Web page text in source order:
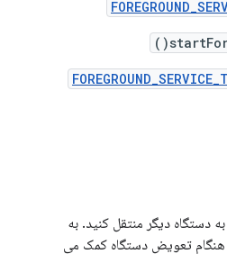
دستگاه دیگر منتقل کنید. به
هنگام تعویض دستگاه کمک می